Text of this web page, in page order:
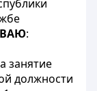
:
занятие
должности